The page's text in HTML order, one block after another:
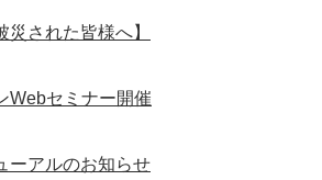
災された皆様へ】
Webセミナー開催
ーアルのお知らせ